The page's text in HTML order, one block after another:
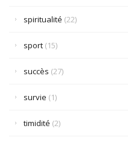
spiritualité (22)
sport (15)
succès (27)
survie (1)
timidité (2)